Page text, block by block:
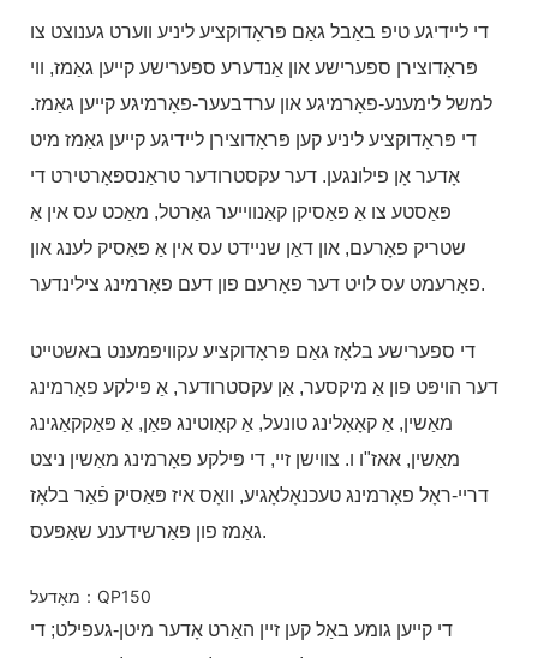
די ליידיגע טיפ באַבל גאַם פּראָדוקציע ליניע ווערט גענוצט צו
פּראָדוצירן ספערישע און אַנדערע ספערישע קייען גאַמז, ווי
למשל לימענע-פאָרמיגע און ערדבעער-פאָרמיגע קייען גאַמז.
די פּראָדוקציע ליניע קען פּראָדוצירן ליידיגע קייען גאַמז מיט
אָדער אָן פילונגען. דער עקסטרודער טראַנספּאָרטירט די
פּאַסטע צו אַ פּאַסיקן קאַנווייער גאַרטל, מאַכט עס אין אַ
שטריק פאָרעם, און דאַן שניידט עס אין אַ פּאַסיק לענג און
פאָרעמט עס לויט דער פאָרעם פון דעם פאָרמינג צילינדער.
די ספערישע בלאָז גאַם פּראָדוקציע עקוויפּמענט באשטייט
דער הויפּט פון אַ מיקסער, אַן עקסטרודער, אַ פּילקע פאָרמינג
מאַשין, אַ קאָאָלינג טונעל, אַ קאָוטינג פּאַן, אַ פּאַקקאַגינג
מאַשין, אאז"ו ו. צווישן זיי, די פּילקע פאָרמינג מאַשין ניצט
דריי-ראָל פאָרמינג טעכנאָלאָגיע, וואָס איז פּאַסיק פֿאַר בלאָז
גאַמז פון פאַרשידענע שאַפּעס.
מאָדעל：QP150
די קייען גומע באַל קען זיין האַרט אָדער מיטן-געפילט; די